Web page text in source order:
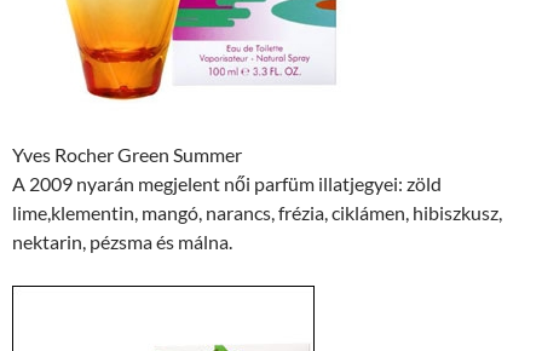
Yves Rocher Green Summer
A 2009 nyarán megjelent női parfüm illatjegyei: zöld
lime,klementin, mangó, narancs, frézia, ciklámen, hibiszkusz,
nektarin, pézsma és málna.